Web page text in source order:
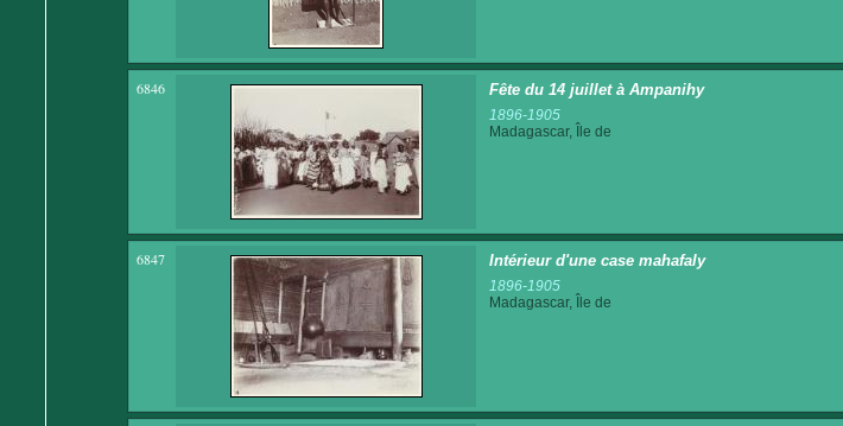
6846 Fête du 14 juillet à Ampanihy
1896-1905
Madagascar, Île de
6847 Intérieur d'une case mahafaly
1896-1905
Madagascar, Île de